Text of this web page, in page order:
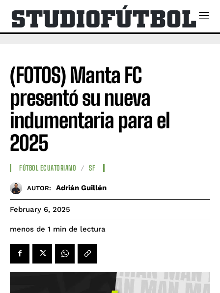
(FOTOS) Manta FC
presentó su nueva
indumentaria para el
2025
FÚTBOL ECUATORIANO SF
AUTOR: Adrián Guillén
February 6, 2025
menos de 1 min de lectura